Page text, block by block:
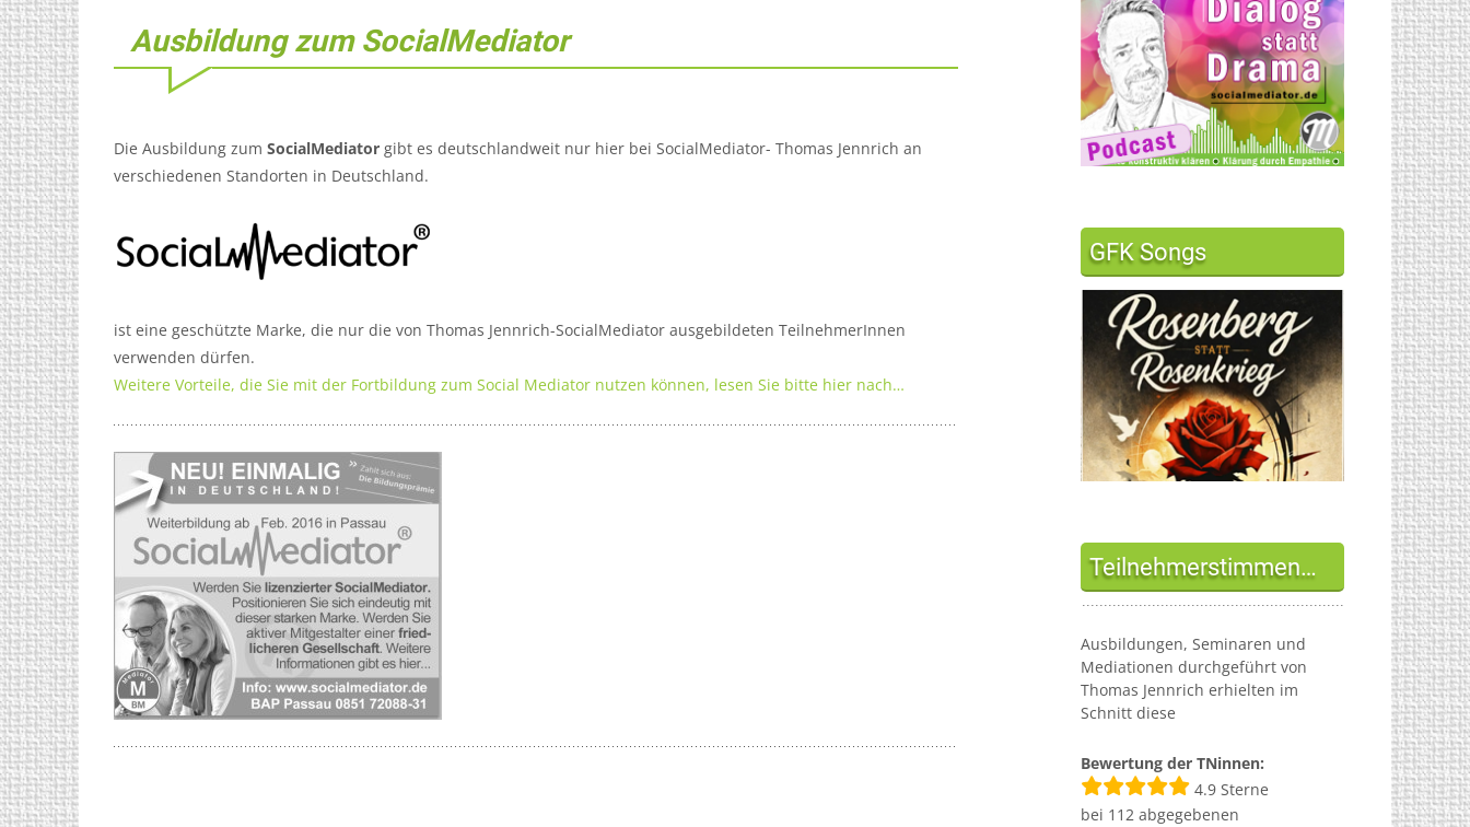
Ausbildung zum SocialMediator
Die Ausbildung zum SocialMediator gibt es deutschlandweit nur hier bei SocialMediator- Thomas Jennrich an
verschiedenen Standorten in Deutschland.
ist eine geschützte Marke, die nur die von Thomas Jennrich-SocialMediator ausgebildeten TeilnehmerInnen
verwenden dürfen.
Weitere Vorteile, die Sie mit der Fortbildung zum Social Mediator nutzen können, lesen Sie bitte hier nach…
GFK Songs
Teilnehmerstimmen…
Ausbildungen, Seminaren und
Mediationen durchgeführt von
Thomas Jennrich erhielten im
Schnitt diese
Bewertung der TNinnen:
4.9 Sterne
bei 112 abgegebenen